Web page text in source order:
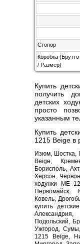
Стопор
Коробка
/ Размер)
Купить
получить
детских
просто
указанным
Купить
1215 Beige в
Изюм, Шостка,
Beige,
Борисполь,
Херсон,
ходунки ME
Первомайск,
Ковель,
купить
Подольский,
Ужгород, Сумы,
1215 Beige,